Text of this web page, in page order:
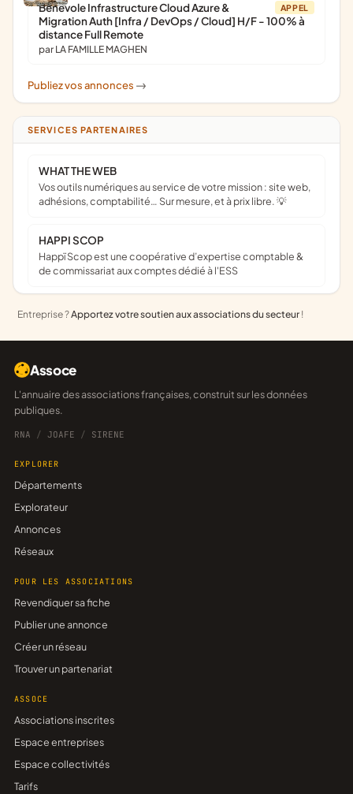
APPEL
Bénévole Infrastructure Cloud Azure &
Migration Auth [Infra / DevOps / Cloud] H/F - 100% à
distance Full Remote
par LA FAMILLE MAGHEN
Publiez vos annonces ->
SERVICES PARTENAIRES
WHAT THE WEB
Vos outils numériques au service de votre mission : site web,
adhésions, comptabilité… Sur mesure, et à prix libre. 💡
HAPPI SCOP
Happï Scop est une coopérative d’expertise comptable &
de commissariat aux comptes dédié à l'ESS
Entreprise ?Apportez votre soutien aux associations du secteur !
Assoce
L'annuaire des associations françaises, construit sur les données
publiques.
RNA / JOAFE / SIRENE
EXPLORER
Départements
Explorateur
Annonces
Réseaux
POUR LES ASSOCIATIONS
Revendiquer sa fiche
Publier une annonce
Créer un réseau
Trouver un partenariat
ASSOCE
Associations inscrites
Espace entreprises
Espace collectivités
Tarifs